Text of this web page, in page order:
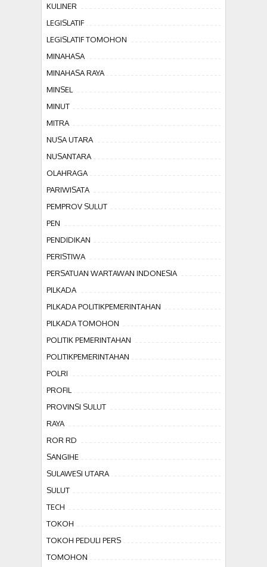
KULINER
LEGISLATIF
LEGISLATIF TOMOHON
MINAHASA
MINAHASA RAYA
MINSEL
MINUT
MITRA
NUSA UTARA
NUSANTARA
OLAHRAGA
PARIWISATA
PEMPROV SULUT
PEN
PENDIDIKAN
PERISTIWA
PERSATUAN WARTAWAN INDONESIA
PILKADA
PILKADA POLITIKPEMERINTAHAN
PILKADA TOMOHON
POLITIK PEMERINTAHAN
POLITIKPEMERINTAHAN
POLRI
PROFIL
PROVINSI SULUT
RAYA
ROR RD
SANGIHE
SULAWESI UTARA
SULUT
TECH
TOKOH
TOKOH PEDULI PERS
TOMOHON